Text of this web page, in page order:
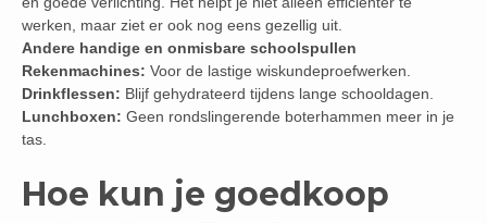
werken, maar ziet er ook nog eens gezellig uit.
Andere handige en onmisbare schoolspullen
Rekenmachines: Voor de lastige wiskundeproefwerken.
Drinkflessen: Blijf gehydrateerd tijdens lange schooldagen.
Lunchboxen: Geen rondslingerende boterhammen meer in je
tas.
Hoe kun je goedkoop